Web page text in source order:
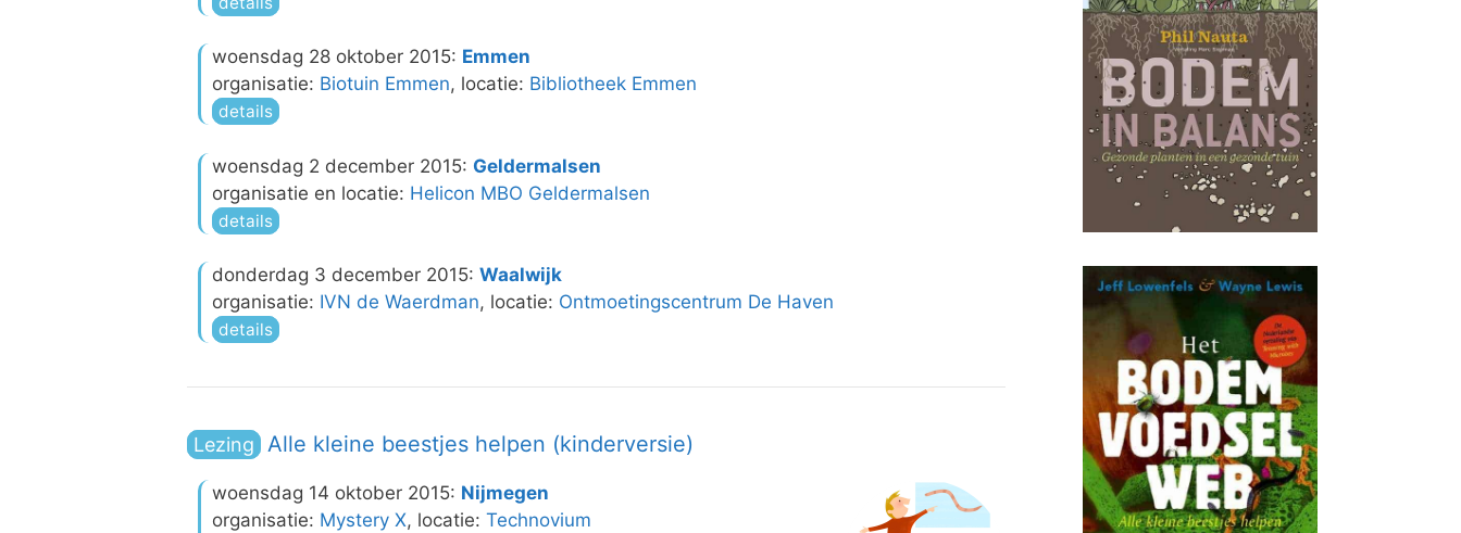
woensdag 28 oktober 2015: Emmen
organisatie: Biotuin Emmen, locatie: Bibliotheek Emmen
details
woensdag 2 december 2015: Geldermalsen
organisatie en locatie: Helicon MBO Geldermalsen
details
donderdag 3 december 2015: Waalwijk
organisatie: IVN de Waerdman, locatie: Ontmoetingscentrum De Haven
details
Lezing Alle kleine beestjes helpen (kinderversie)
woensdag 14 oktober 2015: Nijmegen
organisatie: Mystery X, locatie: Technovium